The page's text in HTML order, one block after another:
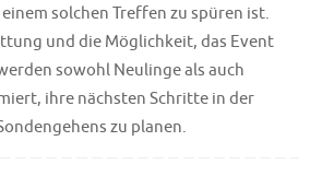
solchen Treffen zu spüren ist.
und die Möglichkeit, das Event
sowohl Neulinge als auch
ihre nächsten Schritte in der
zu planen.